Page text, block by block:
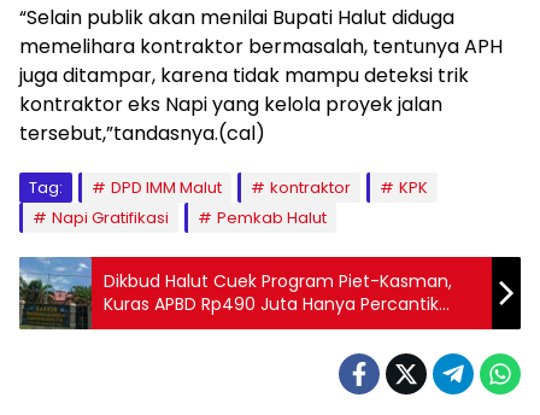
“Selain publik akan menilai Bupati Halut diduga
memelihara kontraktor bermasalah, tentunya APH
juga ditampar, karena tidak mampu deteksi trik
kontraktor eks Napi yang kelola proyek jalan
tersebut,”tandasnya.(cal)
Tag: DPD IMM Malut kontraktor
KPK
Napi Gratifikasi
Pemkab Halut
Dikbud Halut Cuek Program Piet-Kasman,
Kuras APBD Rp490 Juta Hanya Percantik
Halaman